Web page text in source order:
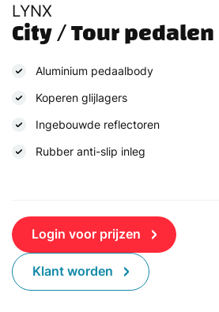
LYNX
City / Tour pedalen
Aluminium pedaalbody
Koperen glijlagers
Ingebouwde reflectoren
Rubber anti-slip inleg
Login voor prijzen
Klant worden